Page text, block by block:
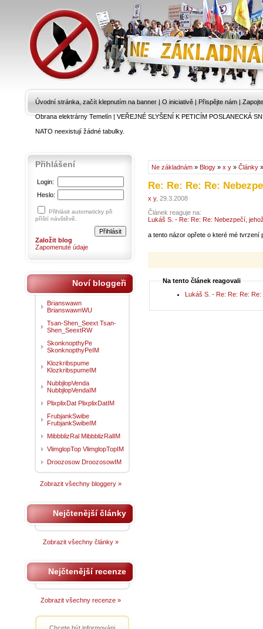
Úvodní stránka, začít klepnutím na banner | O iniciativě | Přispějte nám |
Obrana elektrárny Temelín|VEŘEJNÉ SLYŠENÍ K PETICÍM POSLANECKÁ
NATO neexistují žádné tabulky.
Ne základnám » Blogy » x y » Články
Re: Re: Re: Re:
x y, 29.3.2008
Článek reaguje na:
Lukáš S. - Re: Re: Re: Nebezpečí,
a tento názor opřete o které mé tvrzení
Na tento článek reagovali
Přihlášení
Login:
Heslo:
Přihlásit automaticky při
příští návštěvě.
Založit blog
Zapomenuté údaje
Noví bloggeři
Brianswawn
BrianswawnWU
Tsan-Shen_Seext Tsan-
Shen_SeextRW
SkonknopthyPe
SkonknopthyPeIM
Klozkribspume
KlozkribspumeIM
NubbjlopVenda
NubbjlopVendaIM
PlixplixDat PlixplixDatIM
FrubjankSwibe
FrubjankSwibeIM
MibbblizRal MibbblizRalIM
VlimglopTop VlimglopTopIM
Droozosow DroozosowIM
Zobrazit všechny bloggery »
Nejčtenější články
Zobrazit všechny články »
Nejčtenější recenze
Zobrazit všechny recenze »